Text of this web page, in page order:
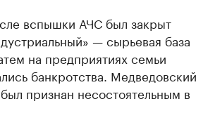
вспышки АЧС был закрыт
— сырьевая база
на предприятиях семьи
банкротства. Медведовский
признан несостоятельным в